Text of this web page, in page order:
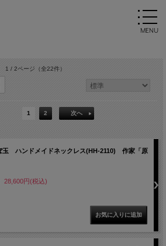
1 / 2ページ（全22件）
1 2 次へ
玉 ハンドメイドネックレス(HH-2110) 作家「原
28,600円(税込)